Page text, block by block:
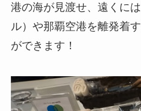
港の海が見渡せ、遠くに
ル）や那覇空港を離発着
ができます！